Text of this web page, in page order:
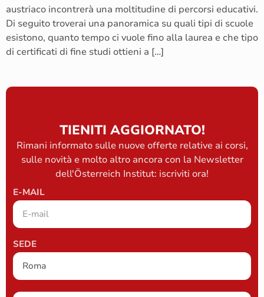
austriaco incontrerà una moltitudine di percorsi educativi.
Di seguito troverai una panoramica su quali tipi di scuole
esistono, quanto tempo ci vuole fino alla laurea e che tipo
di certificati di fine studi ottieni a […]
TIENITI AGGIORNATO!
Rimani informato sulle nuove offerte relative ai corsi,
sulle novità e molto altro ancora con la Newsletter
dell'Österreich Institut: iscriviti ora!
E-MAIL
SEDE